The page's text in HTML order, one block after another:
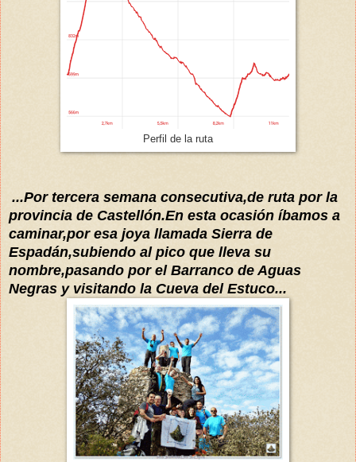
Perfil de la ruta
...Por tercera semana consecutiva,de ruta por la
provincia de Castellón.En esta ocasión íbamos a
caminar,por esa joya llamada Sierra de
Espadán,subiendo al pico que lleva su
nombre,pasando por el Barranco de Aguas
Negras y visitando la Cueva del Estuco...